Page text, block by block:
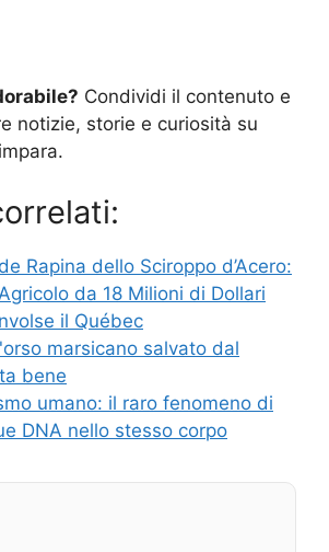
Condividi il contenuto e
notizie, storie e curiosità su
Rapina dello Sciroppo d’Acero:
da 18 Milioni di Dollari
il Québec
marsicano salvato dal
bene
umano: il raro fenomeno di
DNA nello stesso corpo